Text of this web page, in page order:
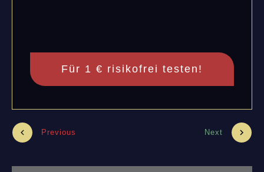
Für 1 € risikofrei testen!
Previous Next